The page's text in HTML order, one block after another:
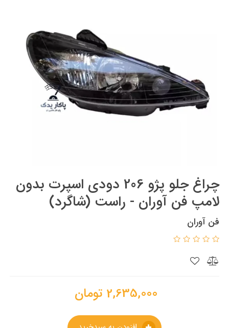
چراغ جلو پژو 206 دودی اسپرت بدون
لامپ فن آوران - راست (شاگرد)
فن آوران
2,635,000 تومان